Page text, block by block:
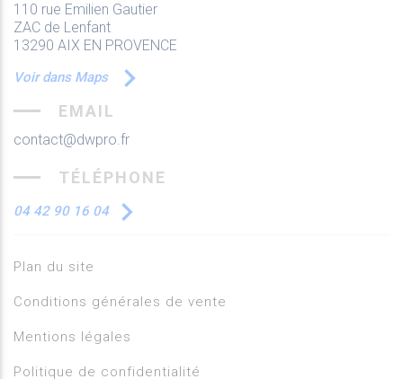
110 rue Emilien Gautier
ZAC de Lenfant
13290 AIX EN PROVENCE
Voir dans Maps
EMAIL
contact@dwpro.fr
TÉLÉPHONE
04 42 90 16 04
Plan du site
Conditions générales de vente
Mentions légales
Politique de confidentialité